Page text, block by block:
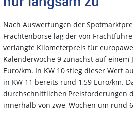
Nach Auswertungen der
Frachtenbörse lag der von
verlangte Kilometerpreis für
Kalenderwoche 9 zunächst auf einem
Euro/km. In KW 10 stieg dieser Wert
in KW 11 bereits rund 1,59 Euro/km.
durchschnittlichen Preisforderungen
innerhalb von zwei Wochen um rund